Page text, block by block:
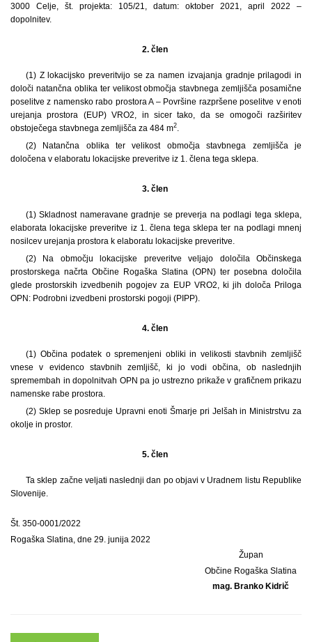
3000 Celje, št. projekta: 105/21, datum: oktober 2021, april 2022 –
dopolnitev.
2. člen
(1) Z lokacijsko preveritvijo se za namen izvajanja gradnje prilagodi in
določi natančna oblika ter velikost območja stavbnega zemljišča posamične
poselitve z namensko rabo prostora A – Površine razpršene poselitve v enoti
urejanja prostora (EUP) VRO2, in sicer tako, da se omogoči razširitev
obstoječega stavbnega zemljišča za 484 m2.
(2) Natančna oblika ter velikost območja stavbnega zemljišča je
določena v elaboratu lokacijske preveritve iz 1. člena tega sklepa.
3. člen
(1) Skladnost nameravane gradnje se preverja na podlagi tega sklepa,
elaborata lokacijske preveritve iz 1. člena tega sklepa ter na podlagi mnenj
nosilcev urejanja prostora k elaboratu lokacijske preveritve.
(2) Na območju lokacijske preveritve veljajo določila Občinskega
prostorskega načrta Občine Rogaška Slatina (OPN) ter posebna določila
glede prostorskih izvedbenih pogojev za EUP VRO2, ki jih določa Priloga
OPN: Podrobni izvedbeni prostorski pogoji (PIPP).
4. člen
(1) Občina podatek o spremenjeni obliki in velikosti stavbnih zemljišč
vnese v evidenco stavbnih zemljišč, ki jo vodi občina, ob naslednjih
spremembah in dopolnitvah OPN pa jo ustrezno prikaže v grafičnem prikazu
namenske rabe prostora.
(2) Sklep se posreduje Upravni enoti Šmarje pri Jelšah in Ministrstvu za
okolje in prostor.
5. člen
Ta sklep začne veljati naslednji dan po objavi v Uradnem listu Republike
Slovenije.
Št. 350-0001/2022
Rogaška Slatina, dne 29. junija 2022
Župan
Občine Rogaška Slatina
mag. Branko Kidrič